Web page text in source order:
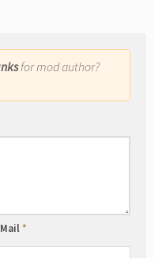
for mod author?
Mail*